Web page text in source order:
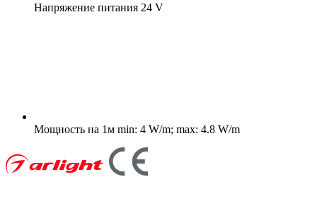
Напряжение питания 24 V
Мощность на 1м min: 4 W/m; max: 4.8 W/m